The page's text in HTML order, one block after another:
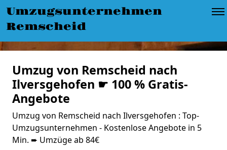
Umzugsunternehmen
Remscheid
Umzug von Remscheid nach
Ilversgehofen ☛ 100 % Gratis-
Angebote
Umzug von Remscheid nach Ilversgehofen : Top-
Umzugsunternehmen - Kostenlose Angebote in 5
Min. ➨ Umzüge ab 84€